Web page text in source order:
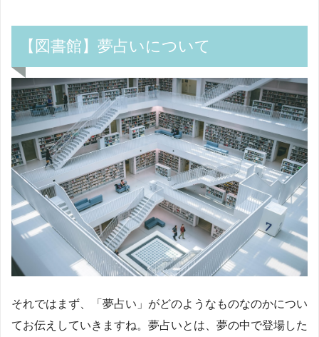
【図書館】夢占いについて
それではまず、「夢占い」がどのようなものなのかについ
てお伝えしていきますね。夢占いとは、夢の中で登場した